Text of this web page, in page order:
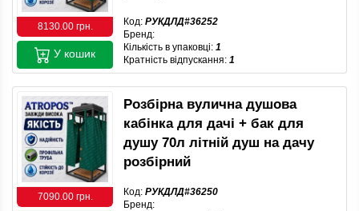
8130.00 грн. Код: РУКДЛД#36252
Бренд:
Кількість в упаковці: 1
Кратність відпускання: 1
У кошик
7090.00 грн.
Розбірна вулична душова
кабінка для дачі + бак для
душу 70л літній душ на дачу
розбірний
Код: РУКДЛД#36250
Бренд: